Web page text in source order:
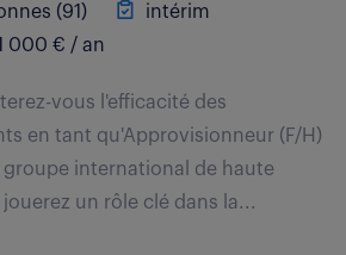
(91)
intérim
000 € / an
vous l'efficacité des
en tant qu'Approvisionneur (F/H)
groupe international de haute
un rôle clé dans la...